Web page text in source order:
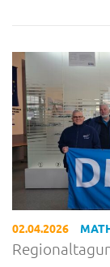
02.04.2026